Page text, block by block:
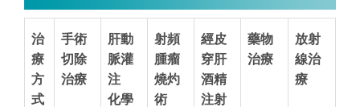
治
療
方
式
手術
切除
治療
肝動
脈灌
注
化學
射頻
腫瘤
燒灼
術
經皮
穿肝
酒精
注射
藥物
治療
放射
線治
療